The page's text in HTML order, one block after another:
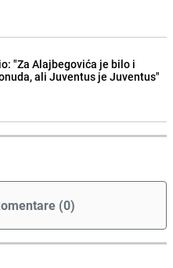
"Za Alajbegovića je bilo i
ali Juventus je Juventus"
(0)